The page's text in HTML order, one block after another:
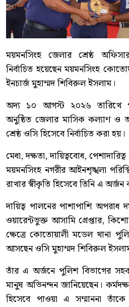
ময়মনসিংহ জেলার শ্রেষ্ঠ
নির্বাচিত হয়েছেন ময়মনসিংহ
ইনচার্জ মুহাম্মদ শিবিরুল ইসলাম।
অদ্য ১০ আগস্ট ২০২৬ তারিখে
অনুষ্ঠিত জেলার মাসিক কল্যাণ ও
শ্রেষ্ঠ ওসি হিসেবে নির্বাচিত করা হয়।
মেধা, দক্ষতা, দায়িত্ববোধ,
ময়মনসিংহ নগরীর আইনশৃঙ্খলা
রাখার স্বীকৃতি হিসেবে তিনি এ অর্জন
দায়িত্ব পালনের পাশাপাশি অপরাধ
ওয়ারেন্টভুক্ত আসামি গ্রেপ্তার,
ক্ষেত্রে কোতোয়ালী মডেল থানা
আসছেন ওসি মুহাম্মদ শিবিরুল
তাঁর এ অর্জনে পুলিশ বিভাগের
মানুষ অভিনন্দন জানিয়েছেন।
হিসেবে পাওয়া এ সম্মাননা